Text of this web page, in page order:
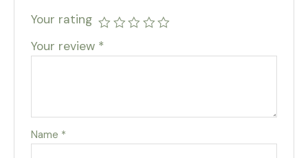
Your rating
Your review *
Name *